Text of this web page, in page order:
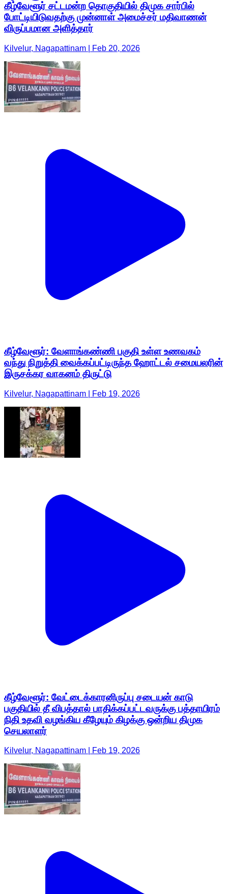
கீழ்வேளூர் சட்டமன்ற தொகுதியில் திமுக சார்பில்
போட்டியிடுவதற்கு முன்னாள் அமைச்சர் மதிவாணன்
விருப்பமான அளித்தார்
Kilvelur, Nagapattinam | Feb 20, 2026
கீழ்வேளூர்: வேளாங்கண்ணி பகுதி உள்ள உணவகம்
வந்து நிறுத்தி வைக்கப்பட்டிருந்த ஹோட்டல் சமையலரின்
இருசக்கர வாகனம் திருட்டு
Kilvelur, Nagapattinam | Feb 19, 2026
கீழ்வேளூர்: வேட்டைக்காரனிருப்பு சடையன் காடு
பகுதியில் தீ விபத்தால் பாதிக்கப்பட்டவருக்கு பத்தாயிரம்
நிதி உதவி வழங்கிய கீழேயும் கிழக்கு ஒன்றிய திமுக
செயலாளர்
Kilvelur, Nagapattinam | Feb 19, 2026